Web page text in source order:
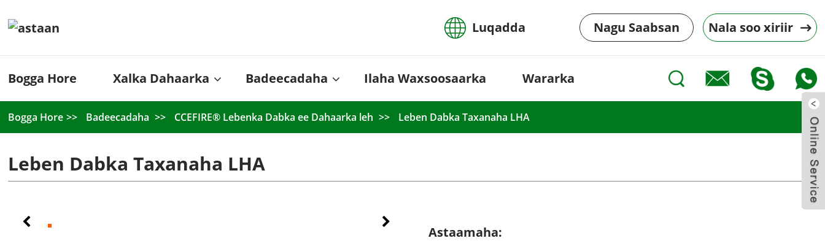
Luqadda Nagu Saabsan Nala soo xiriir
Bogga Hore Xalka Dahaarka Badeecadaha Ilaha Waxsoosaarka Wararka
Bogga Hore Badeecadaha CCEFIRE® Lebenka Dabka ee Dahaarka leh Leben Dabka Taxanaha LHA
Leben Dabka Taxanaha LHA
Astaamaha: